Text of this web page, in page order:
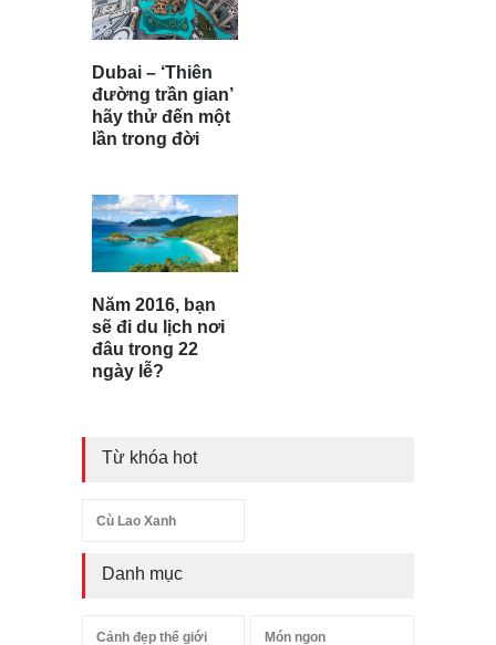
Dubai – ‘Thiên
đường trần gian’
hãy thử đến một
lần trong đời
Năm 2016, bạn
sẽ đi du lịch nơi
đâu trong 22
ngày lễ?
Từ khóa hot
Cù Lao Xanh
Danh mục
Cảnh đẹp thế giới Món ngon